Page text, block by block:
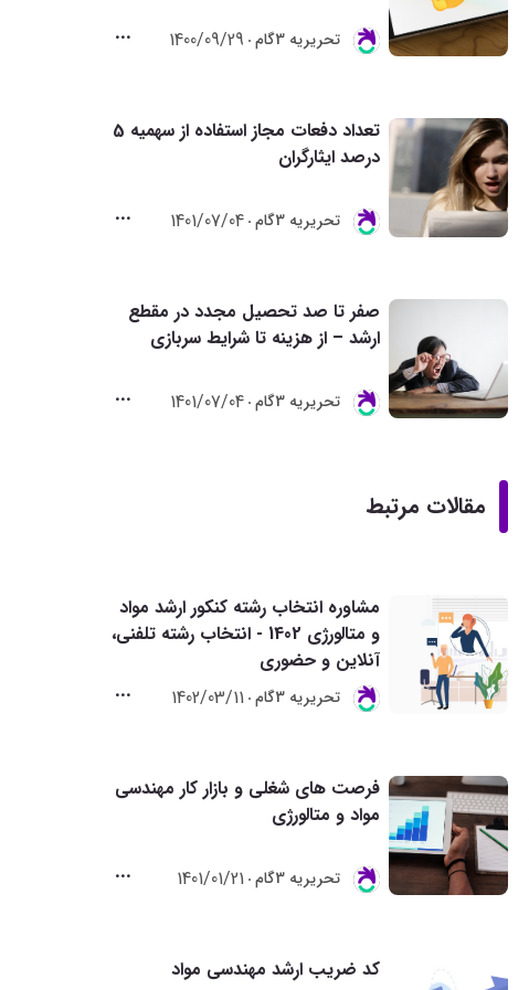
تحريريه 3گام 1400/09/29
تعداد دفعات مجاز استفاده از سهمیه 5
درصد ایثارگران
تحريريه 3گام 1401/07/04
صفر تا صد تحصیل مجدد در مقطع
ارشد – از هزینه تا شرایط سربازی
تحريريه 3گام 1401/07/04
مقالات مرتبط
مشاوره انتخاب رشته کنکور ارشد مواد
و متالورژی 1402 - انتخاب رشته تلفنی،
آنلاین و حضوری
تحريريه 3گام 1402/03/11
فرصت های شغلی و بازار کار مهندسی
مواد و متالورژی
تحريريه 3گام 1401/01/21
کد ضریب ارشد مهندسی مواد